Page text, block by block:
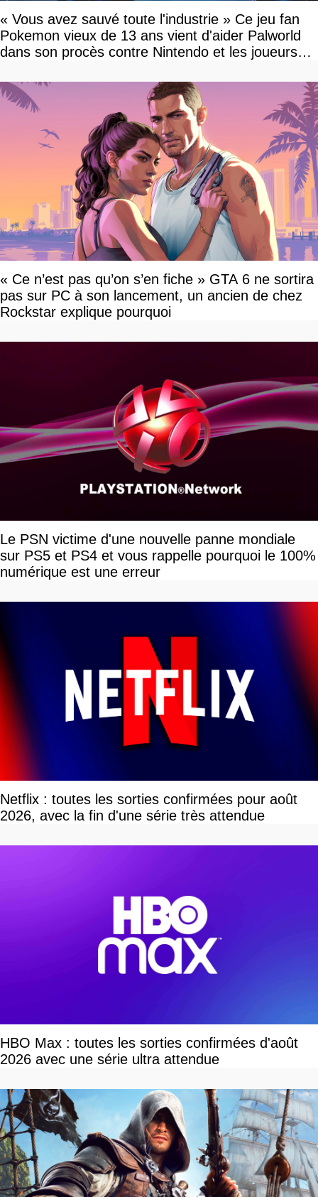
« Vous avez sauvé toute l'industrie » Ce jeu fan
Pokemon vieux de 13 ans vient d'aider Palworld
dans son procès contre Nintendo et les joueurs
« Ce n’est pas qu’on s’en fiche » GTA 6 ne sortira
pas sur PC à son lancement, un ancien de chez
Rockstar explique pourquoi
Le PSN victime d'une nouvelle panne mondiale
sur PS5 et PS4 et vous rappelle pourquoi le 100%
numérique est une erreur
Netflix : toutes les sorties confirmées pour août
2026, avec la fin d'une série très attendue
HBO Max : toutes les sorties confirmées d'août
2026 avec une série ultra attendue